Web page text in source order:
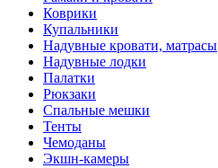
Коврики
Купальники
Надувные кровати, матрасы
Надувные лодки
Палатки
Рюкзаки
Спальные мешки
Тенты
Чемоданы
Экшн-камеры